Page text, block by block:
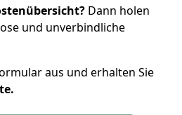
Dann holen
und unverbindliche
aus und erhalten Sie